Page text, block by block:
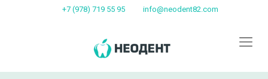
+7 (978) 719 55 95 info@neodent82.com